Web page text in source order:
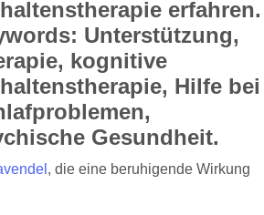
, die eine beruhigende Wirkung